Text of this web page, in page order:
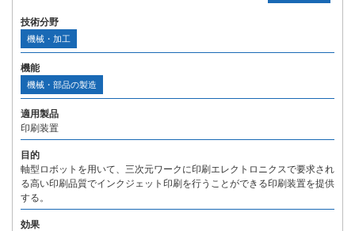
技術分野
機械・加工
機能
機械・部品の製造
適用製品
印刷装置
目的
軸型ロボットを用いて、三次元ワークに印刷エレクトロニクスで要求され
る高い印刷品質でインクジェット印刷を行うことができる印刷装置を提供
する。
効果